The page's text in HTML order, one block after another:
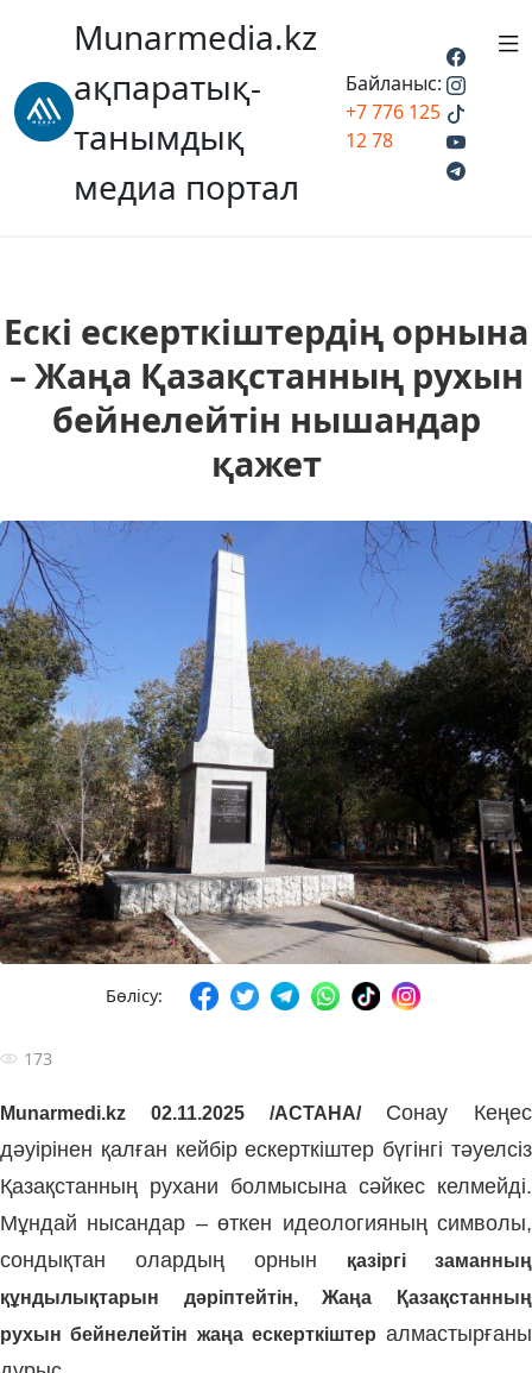
Munarmedia.kz
ақпаратық-
танымдық
медиа портал
Байланыс:
+7 776 125
12 78
Ескі ескерткіштердің орнына
– Жаңа Қазақстанның рухын
бейнелейтін нышандар
қажет
Бөлісу:
173
Munarmedi.kz 02.11.2025 /АСТАНА/ Сонау Кеңес
дәуірінен қалған кейбір ескерткіштер бүгінгі тәуелсіз
Қазақстанның рухани болмысына сәйкес келмейді.
Мұндай нысандар – өткен идеологияның символы,
сондықтан олардың орнын
қазіргі заманның
құндылықтарын дәріптейтін, Жаңа Қазақстанның
рухын бейнелейтін жаңа ескерткіштер алмастырғаны